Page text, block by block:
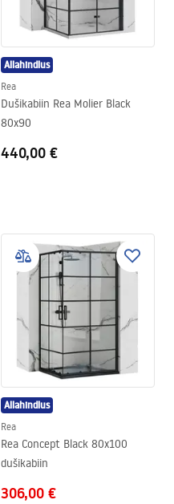
Allahindlus
Rea
Dušikabiin Rea Molier Black
80x90
440,00 €
Allahindlus
Rea
Rea Concept Black 80x100
dušikabiin
306,00 €